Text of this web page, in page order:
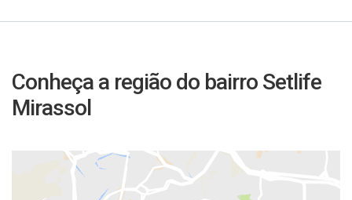
Conheça a região do bairro Setlife
Mirassol